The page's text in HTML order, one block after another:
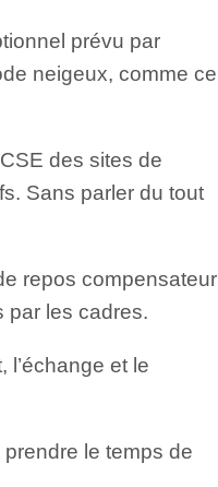
prévu par
neigeux, comme ce
des sites de
Sans parler du tout
repos compensateur
par les cadres.
l’échange et le
le temps de